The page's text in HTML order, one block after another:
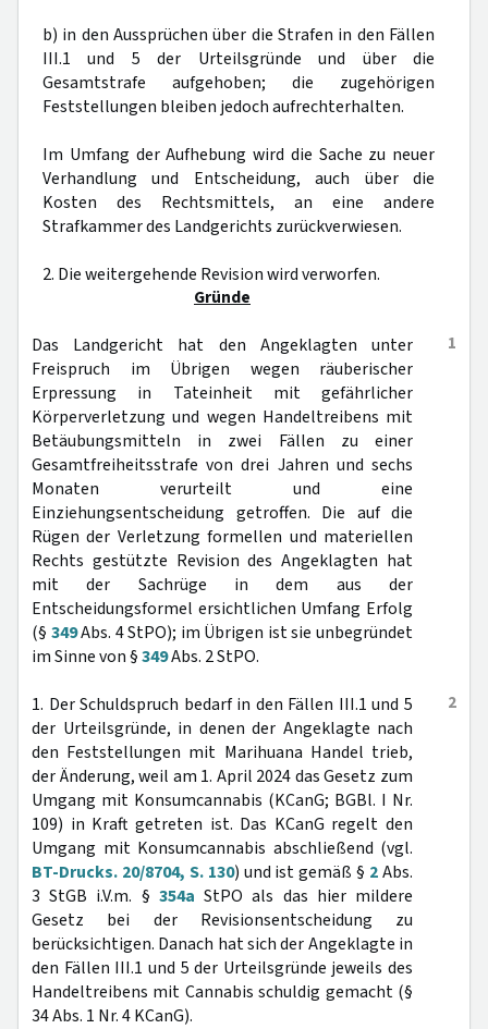
b) in den Aussprüchen über die Strafen in den Fällen
III.1 und 5 der Urteilsgründe und über die
Gesamtstrafe aufgehoben; die zugehörigen
Feststellungen bleiben jedoch aufrechterhalten.
Im Umfang der Aufhebung wird die Sache zu neuer
Verhandlung und Entscheidung, auch über die
Kosten des Rechtsmittels, an eine andere
Strafkammer des Landgerichts zurückverwiesen.
2. Die weitergehende Revision wird verworfen.
Gründe
1
Das Landgericht hat den Angeklagten unter
Freispruch im Übrigen wegen räuberischer
Erpressung in Tateinheit mit gefährlicher
Körperverletzung und wegen Handeltreibens mit
Betäubungsmitteln in zwei Fällen zu einer
Gesamtfreiheitsstrafe von drei Jahren und sechs
Monaten verurteilt und eine
Einziehungsentscheidung getroffen. Die auf die
Rügen der Verletzung formellen und materiellen
Rechts gestützte Revision des Angeklagten hat
mit der Sachrüge in dem aus der
Entscheidungsformel ersichtlichen Umfang Erfolg
(§ 349Abs. 4 StPO); im Übrigen ist sie unbegründet
im Sinne von §349Abs. 2 StPO.
2
1. Der Schuldspruch bedarf in den Fällen III.1 und 5
der Urteilsgründe, in denen der Angeklagte nach
den Feststellungen mit Marihuana Handel trieb,
der Änderung, weil am 1. April 2024 das Gesetz zum
Umgang mit Konsumcannabis (KCanG; BGBl. I Nr.
109) in Kraft getreten ist. Das KCanG regelt den
Umgang mit Konsumcannabis abschließend (vgl.
BT-Drucks. 20/8704, S. 130) und ist gemäß § 2Abs.
3 StGB i.V.m. § 354a StPO als das hier mildere
Gesetz bei der Revisionsentscheidung zu
berücksichtigen. Danach hat sich der Angeklagte in
den Fällen III.1 und 5 der Urteilsgründe jeweils des
Handeltreibens mit Cannabis schuldig gemacht (§
34 Abs. 1 Nr. 4 KCanG).